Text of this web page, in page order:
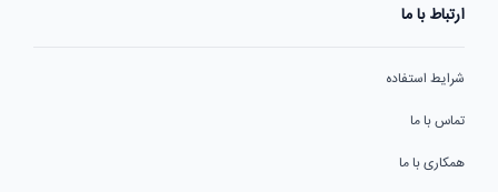
ارتباط با ما
شرایط استفاده
تماس با ما
همکاری با ما